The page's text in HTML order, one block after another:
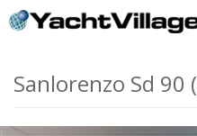
Sanlorenzo Sd 90